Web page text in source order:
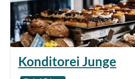
Konditorei Junge